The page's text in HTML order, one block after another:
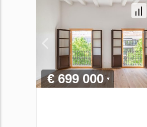
€ 699 000